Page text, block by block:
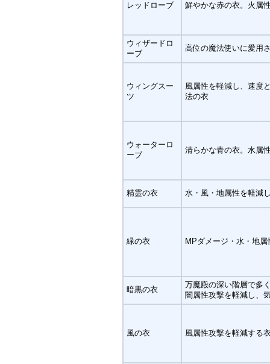
レッドローブ 鮮やかな赤の衣。火属
ウィザードロ
ーブ
高位の魔法使いに愛用
ウィングスー
ツ
風属性を軽減し、速度
法の衣
ウォーターロ
ーブ
清らかな青の衣。水属
精霊の衣 水・風・地属性を軽減
緑の衣 MPダメージ・水・地
暗黒の衣
万魔殿の深い階層で多
闇属性攻撃を軽減し、
風の衣 風属性攻撃を軽減する